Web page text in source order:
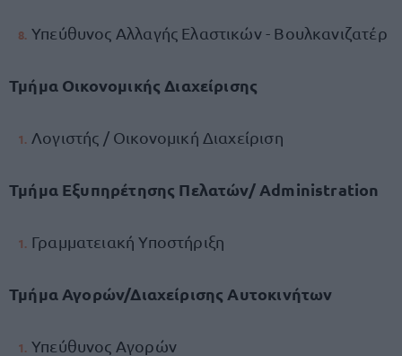
Υπεύθυνος Αλλαγής Ελαστικών - Βουλκανιζατέρ
Τμήμα Οικονομικής Διαχείρισης
Λογιστής / Οικονομική Διαχείριση
Τμήμα Εξυπηρέτησης Πελατών/ Administration
Γραμματειακή Υποστήριξη
Τμήμα Αγορών/Διαχείρισης Αυτοκινήτων
Υπεύθυνος Αγορών